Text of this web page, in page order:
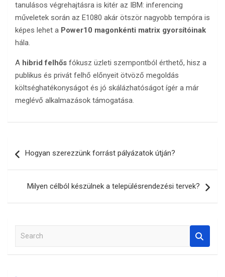
tanulásos végrehajtásra is kitér az IBM: inferencing
műveletek során az E1080 akár ötször nagyobb tempóra is
képes lehet a Power10 magonkénti matrix gyorsítóinak
hála.
A hibrid felhős fókusz üzleti szempontból érthető, hisz a
publikus és privát felhő előnyeit ötvöző megoldás
költséghatékonyságot és jó skálázhatóságot ígér a már
meglévő alkalmazások támogatása.
navigáció
Hogyan szerezzünk forrást pályázatok útján?
Milyen célból készülnek a településrendezési tervek?
a